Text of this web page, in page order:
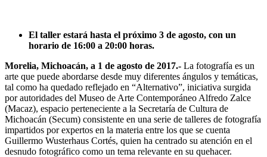
El taller estará hasta el próximo 3 de agosto, con un
horario de 16:00 a 20:00 horas.
Morelia, Michoacán, a 1 de agosto de 2017.- La fotografía es un
arte que puede abordarse desde muy diferentes ángulos y temáticas,
tal como ha quedado reflejado en “Alternativo”, iniciativa surgida
por autoridades del Museo de Arte Contemporáneo Alfredo Zalce
(Macaz), espacio perteneciente a la Secretaría de Cultura de
Michoacán (Secum) consistente en una serie de talleres de fotografía
impartidos por expertos en la materia entre los que se cuenta
Guillermo Wusterhaus Cortés, quien ha centrado su atención en el
desnudo fotográfico como un tema relevante en su quehacer.